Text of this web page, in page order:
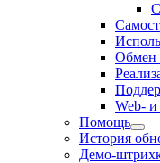
Обмен
Web-
Помощь
История
Демо-